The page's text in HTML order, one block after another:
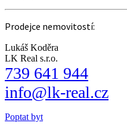
Prodejce nemovitostí:
Lukáš Koděra
LK Real s.r.o.
739 641 944
info@lk-real.cz
Poptat byt